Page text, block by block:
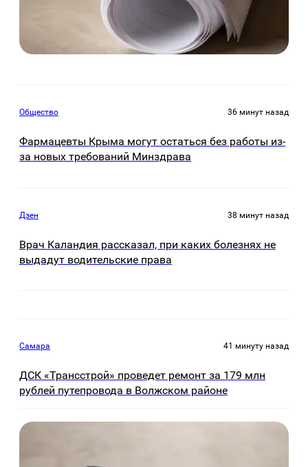
Общество 36 минут назад
Фармацевты Крыма могут остаться без работы из-
за новых требований Минздрава
Дзен 38 минут назад
Врач Каландия рассказал, при каких болезнях не
выдадут водительские права
Самара 41 минуту назад
ДСК «Трансстрой» проведет ремонт за 179 млн
рублей путепровода в Волжском районе